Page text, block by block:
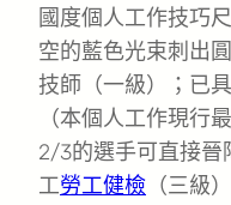
國度個人工作技巧
空的藍色光束刺出
技師（一級）；已
（本個人工作現行
2/3的選手可直接晉
工勞工健檢 （三級